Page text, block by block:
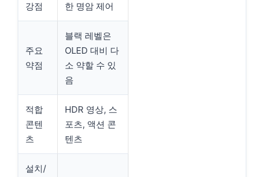
강점
한 명암 제어
주요
약점
블랙 레벨은
OLED 대비 다
소 약할 수 있
음
적합
콘텐
츠
HDR 영상, 스
포츠, 액션 콘
텐츠
설치/